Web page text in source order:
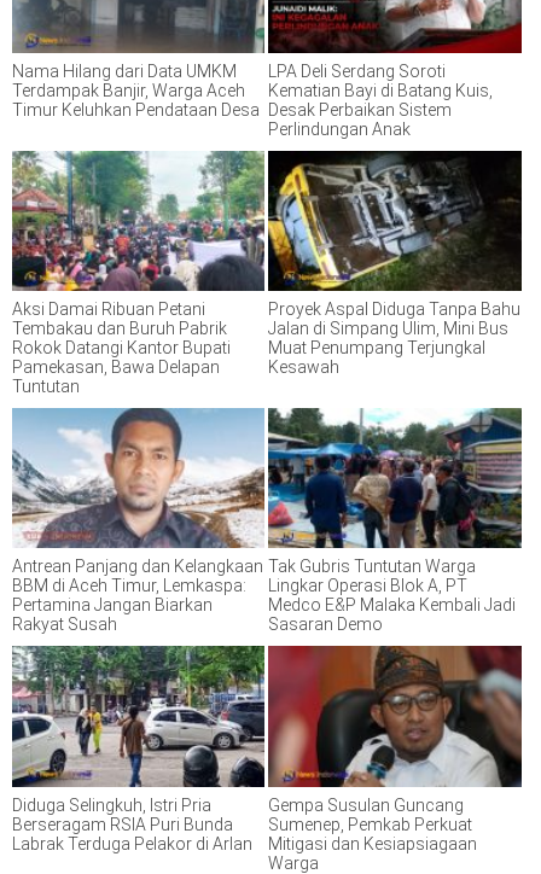
Nama Hilang dari Data UMKM
Terdampak Banjir, Warga Aceh
Timur Keluhkan Pendataan Desa
LPA Deli Serdang Soroti
Kematian Bayi di Batang Kuis,
Desak Perbaikan Sistem
Perlindungan Anak
Aksi Damai Ribuan Petani
Tembakau dan Buruh Pabrik
Rokok Datangi Kantor Bupati
Pamekasan, Bawa Delapan
Tuntutan
Proyek Aspal Diduga Tanpa Bahu
Jalan di Simpang Ulim, Mini Bus
Muat Penumpang Terjungkal
Kesawah
Antrean Panjang dan Kelangkaan
BBM di Aceh Timur, Lemkaspa:
Pertamina Jangan Biarkan
Rakyat Susah
Tak Gubris Tuntutan Warga
Lingkar Operasi Blok A, PT
Medco E&P Malaka Kembali Jadi
Sasaran Demo
Diduga Selingkuh, Istri Pria
Berseragam RSIA Puri Bunda
Labrak Terduga Pelakor di Arlan
Gempa Susulan Guncang
Sumenep, Pemkab Perkuat
Mitigasi dan Kesiapsiagaan
Warga